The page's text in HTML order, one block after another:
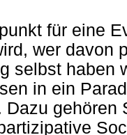
für eine
wer davon
selbst haben
in ein
Dazu